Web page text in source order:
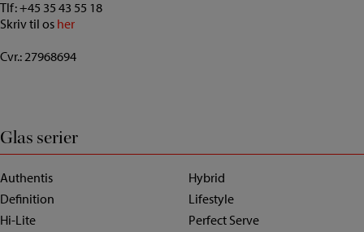
Tlf:+45 35 43 55 18
Skriv til os her
Cvr.: 27968694
Glas serier
Authentis
Definition
Hi-Lite
Hybrid
Lifestyle
Perfect Serve